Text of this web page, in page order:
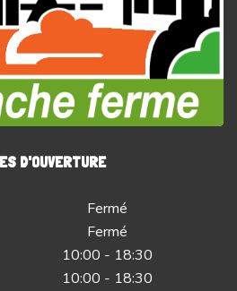
D'OUVERTURE
Fermé
Fermé
10:00 - 18:30
10:00 - 18:30